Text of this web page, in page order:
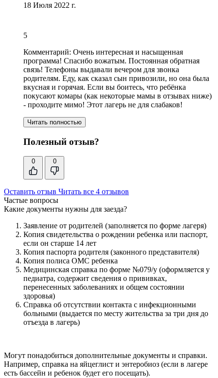
18 Июля 2022 г.
5
Комментарий: Очень интересная и насыщенная
программа! Спасибо вожатым. Постоянная обратная
связь! Телефоны выдавали вечером для звонка
родителям. Еду, как сказал сын привозили, но она была
вкусная и горячая. Если вы боитесь, что ребёнка
покусают комары (как некоторые мамы в отзывах ниже)
- проходите мимо! Этот лагерь не для слабаков!
Читать полностью
Полезный отзыв?
0 0
Оставить отзыв Читать все 4 отзывов
Частые вопросы
Какие документы нужны для заезда?
Заявление от родителей (заполняется по форме лагеря)
Копия свидетельства о рождении ребенка или паспорт,
если он старше 14 лет
Копия паспорта родителя (законного представителя)
Копия полиса ОМС ребенка
Медицинская справка по форме №079/у (оформляется у
педиатра, содержит сведения о прививках,
перенесенных заболеваниях и общем состоянии
здоровья)
Справка об отсутствии контакта с инфекционными
больными (выдается по месту жительства за три дня до
отъезда в лагерь)
Могут понадобиться дополнительные документы и справки.
Например, справка на яйцеглист и энтеробиоз (если в лагере
есть бассейн и ребенок будет его посещать).